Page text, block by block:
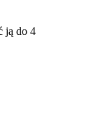
ją do 4